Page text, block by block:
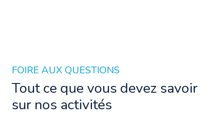
FOIRE AUX QUESTIONS
Tout ce que vous devez savoir
sur nos activités